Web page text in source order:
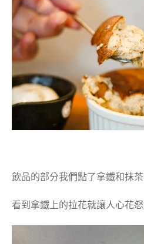
飲品的部分我們點了拿鐵和抹
看到拿鐵上的拉花就讓人心花